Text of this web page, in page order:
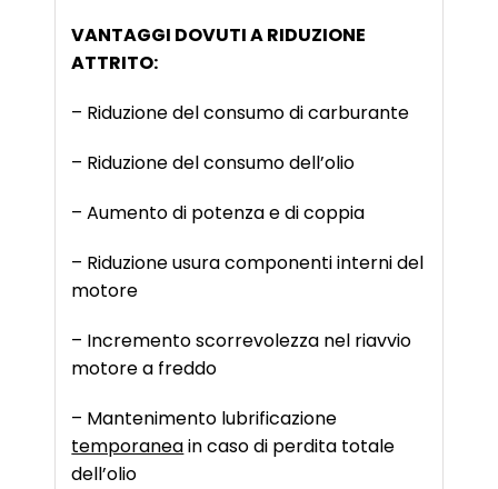
VANTAGGI DOVUTI A RIDUZIONE
ATTRITO:
– Riduzione del consumo di carburante
– Riduzione del consumo dell’olio
– Aumento di potenza e di coppia
– Riduzione usura componenti interni del
motore
– Incremento scorrevolezza nel riavvio
motore a freddo
– Mantenimento lubrificazione
temporaneain caso di perdita totale
dell’olio